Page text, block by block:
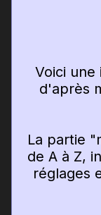
Voici
d'après
La partie
de A à Z,
réglages